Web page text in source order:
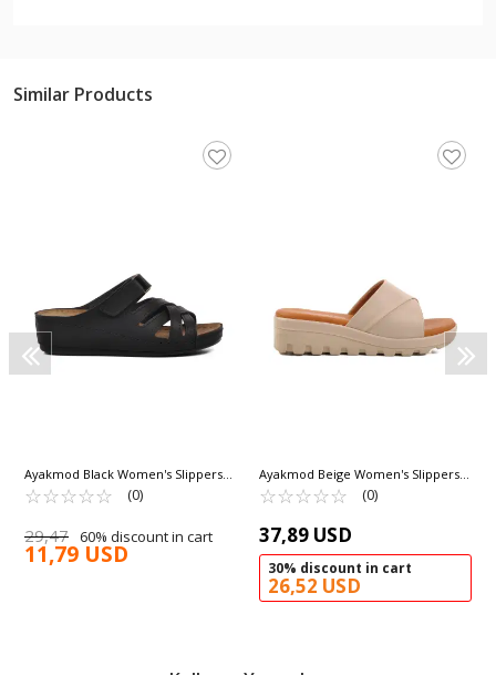
Similar Products
Ayakmod Black Women's Slippers
09-977 Z
☆☆☆☆☆
★★★★★ (0)
29,47 60% discount in cart
11,79 USD
Ayakmod Beige Women's Slippers
581026 Z
☆☆☆☆☆
★★★★★ (0)
37,89 USD
30% discount in cart
26,52 USD